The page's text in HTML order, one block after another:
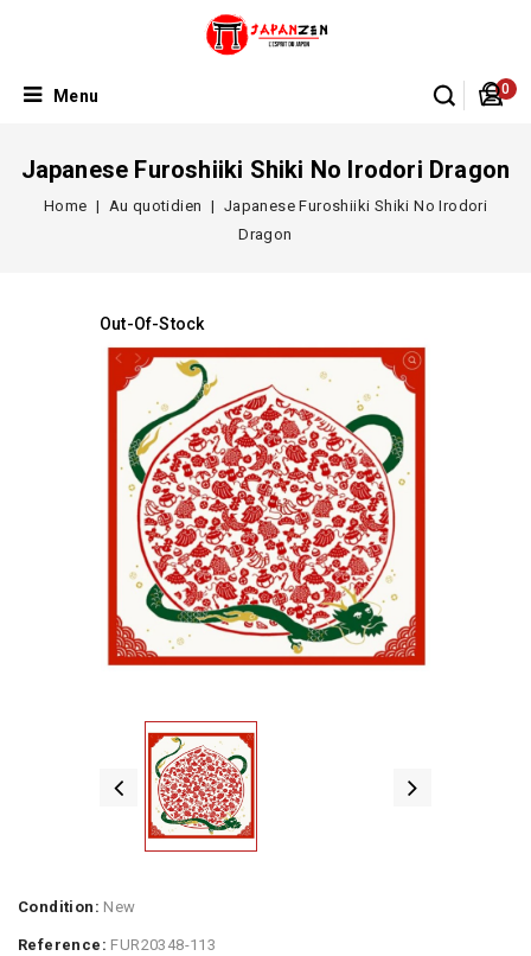
0
Menu
Japanese Furoshiiki Shiki No Irodori Dragon
Home Au quotidien
Japanese Furoshiiki Shiki No Irodori
Dragon
Out-Of-Stock
Condition: New
Reference: FUR20348-113